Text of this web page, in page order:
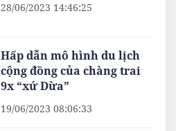
28/06/2023 14:46:25
Hấp dẫn mô hình du lịch
cộng đồng của chàng trai
9x “xứ Dừa”
19/06/2023 08:06:33